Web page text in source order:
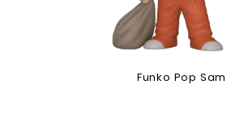
Funko Pop Sam